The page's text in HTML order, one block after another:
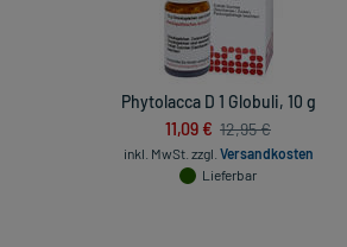
Phytolacca D 1 Globuli, 10 g
11,09 € 12,95 €
inkl. MwSt. zzgl. Versandkosten
Lieferbar